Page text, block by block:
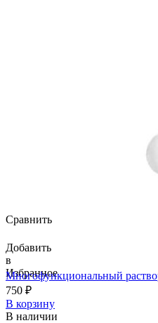
Сравнить
Добавить
в
Избранное
Многофункциональный
750 ₽
В корзину
В наличии